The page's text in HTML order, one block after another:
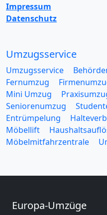
Impressum
Datenschutz
Umzugsservice
Umzugsservice
Fernumzug
Mini Umzug
Seniorenumzug
Entrümpelung
Möbellift
Möbelmitfahrzentrale
Europa-Umzüge